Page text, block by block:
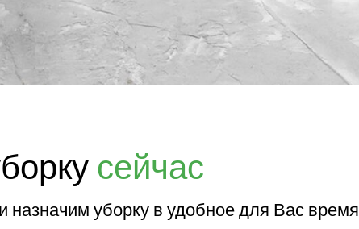
сейчас
уборку в удобное для Вас время